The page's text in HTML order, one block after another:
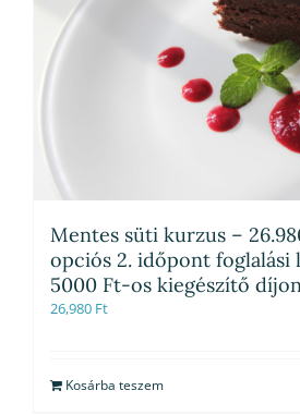
Mentes süti kurzus –
opciós 2. időpont foglalási
5000 Ft-os kiegészítő
26,980 Ft
Kosárba teszem